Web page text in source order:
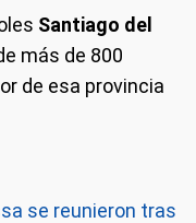
Santiago del
más de 800
de esa provincia
se reunieron tras